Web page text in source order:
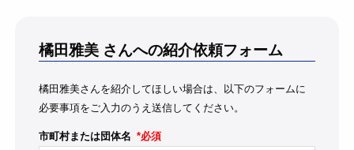
橘田雅美 さんへの紹介依頼フォーム
橘田雅美さんを紹介してほしい場合は、以下のフォームに
必要事項をご入力のうえ送信してください。
市町村または団体名 *必須